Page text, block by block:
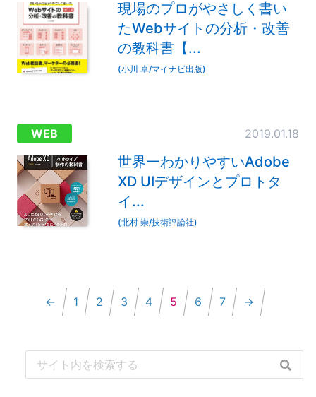
現場のプロがやさしく書い
たWebサイトの分析・改善
の教科書【...
(小川 卓/マイナビ出版)
WEB 2019.01.18
世界一わかりやすいAdobe
XD UIデザインとプロトタ
イ...
(北村 崇/技術評論社)
← 1 2 3 4 5 6 7 →